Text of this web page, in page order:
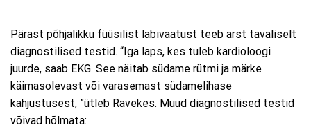
Pärast põhjalikku füüsilist läbivaatust teeb arst tavaliselt
diagnostilised testid. “Iga laps, kes tuleb kardioloogi
juurde, saab EKG. See näitab südame rütmi ja märke
käimasolevast või varasemast südamelihase
kahjustusest, ”ütleb Ravekes. Muud diagnostilised testid
võivad hõlmata: